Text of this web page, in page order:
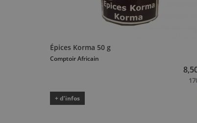
Épices Korma 50 g
Comptoir Africain
+ d’infos